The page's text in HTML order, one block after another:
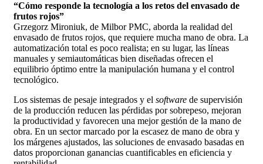
“Cómo responde la tecnología a los retos del envasado de
frutos rojos”
Grzegorz Mironiuk, de Milbor PMC, aborda la realidad del
envasado de frutos rojos, que requiere mucha mano de obra. La
automatización total es poco realista; en su lugar, las líneas
manuales y semiautomáticas bien diseñadas ofrecen el
equilibrio óptimo entre la manipulación humana y el control
tecnológico.
Los sistemas de pesaje integrados y el software de supervisión
de la producción reducen las pérdidas por sobrepeso, mejoran
la productividad y favorecen una mejor gestión de la mano de
obra. En un sector marcado por la escasez de mano de obra y
los márgenes ajustados, las soluciones de envasado basadas en
datos proporcionan ganancias cuantificables en eficiencia y